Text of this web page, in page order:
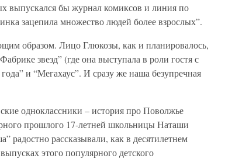
выпускался бы журнал комиксов и линия по
зацепила множество людей более взрослых”.
образом. Лицо Глюкозы, как и планировалось,
звезд” (где она выступала в роли гостя с
и “Мегахаус”. И сразу же наша безупречная
одноклассники – история про Поволжье
прошлого 17-летней школьницы Наташи
рассказывали, как в десятилетнем
этого популярного детского